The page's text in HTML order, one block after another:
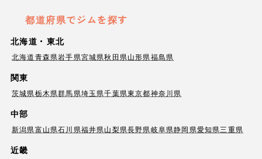
都道府県でジムを探す
北海道・東北
北海道青森県岩手県宮城県秋田県山形県福島県
関東
茨城県栃木県群馬県埼玉県千葉県東京都神奈川県
中部
新潟県富山県石川県福井県山梨県長野県岐阜県静岡県愛知県三重県
近畿